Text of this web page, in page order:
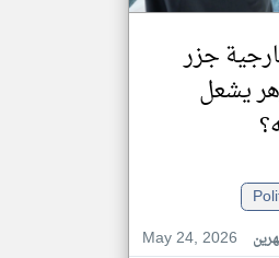
جزر
يشعل
May 24, 2026